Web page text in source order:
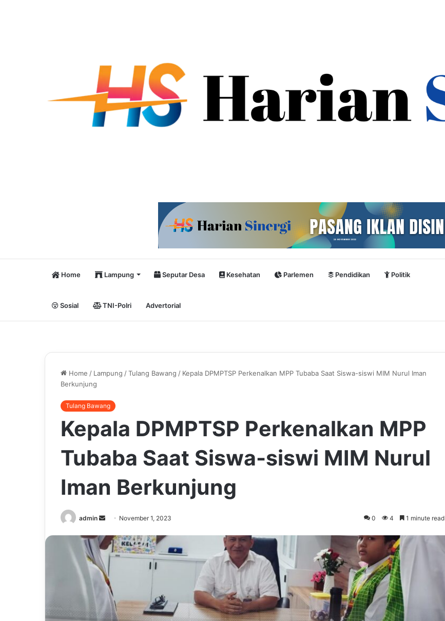
Home Lampung Seputar Desa Kesehatan Parlemen Pendidikan Politik
Sosial TNI-Polri Advertorial
Home / Lampung /Tulang Bawang / Kepala DPMPTSP Perkenalkan MPP Tubaba Saat Siswa-siswi MIM Nurul Iman
Berkunjung
Tulang Bawang
Kepala DPMPTSP Perkenalkan MPP
Tubaba Saat Siswa-siswi MIM Nurul
Iman Berkunjung
admin
Send
email
November 1, 2023 0 4 1 minute read